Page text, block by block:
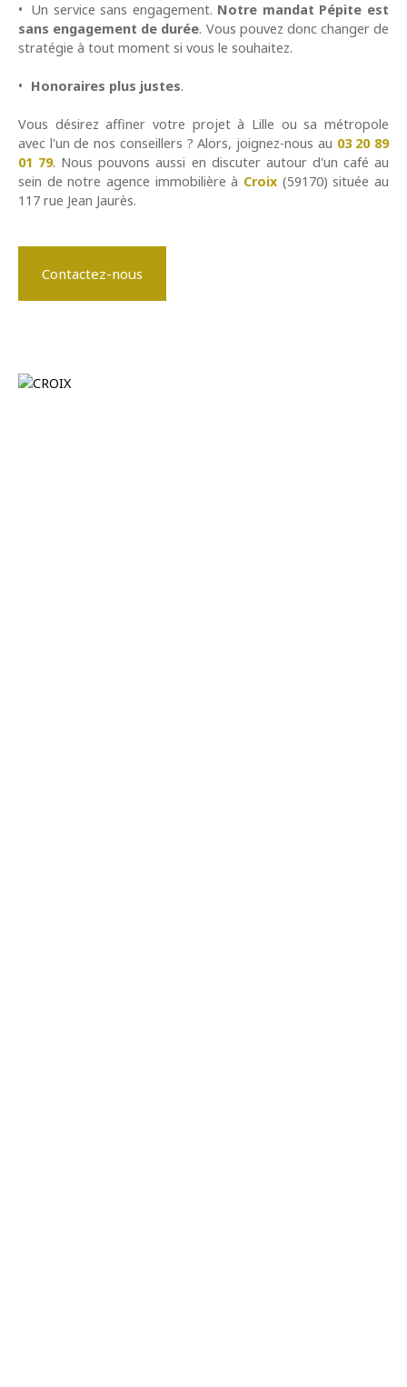
Un service sans engagement. Notre mandat Pépite est
sans engagement de durée. Vous pouvez donc changer de
stratégie à tout moment si vous le souhaitez.
Honoraires plus justes.
Vous désirez affiner votre projet à Lille ou sa métropole
avec l'un de nos conseillers ? Alors, joignez-nous au 03 20 89
01 79. Nous pouvons aussi en discuter autour d'un café au
sein de notre agence immobilière à Croix (59170) située au
117 rue Jean Jaurès.
Contactez-nous